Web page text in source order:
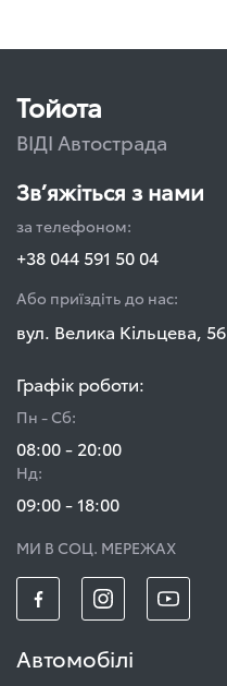
Тойота
ВІДІ Автострада
Зв’яжіться з нами
за телефоном:
+38 044 591 50 04
Або приїздіть до нас:
вул. Велика Кільцева, 56
Графік роботи:
Пн - Сб:
08:00 - 20:00
Нд:
09:00 - 18:00
МИ В СОЦ. МЕРЕЖАХ
Автомобілі